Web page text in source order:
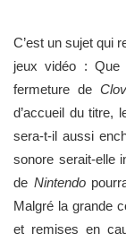
C’est un sujet qui
jeux vidéo :
fermeture de
d’accueil du titre,
sera-t-il aussi
sonore serait-elle
de Nintendo
Malgré la grande
et remises en